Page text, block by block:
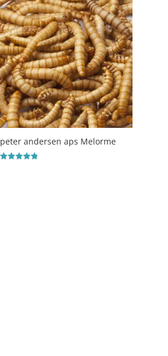
peter andersen aps Melorme